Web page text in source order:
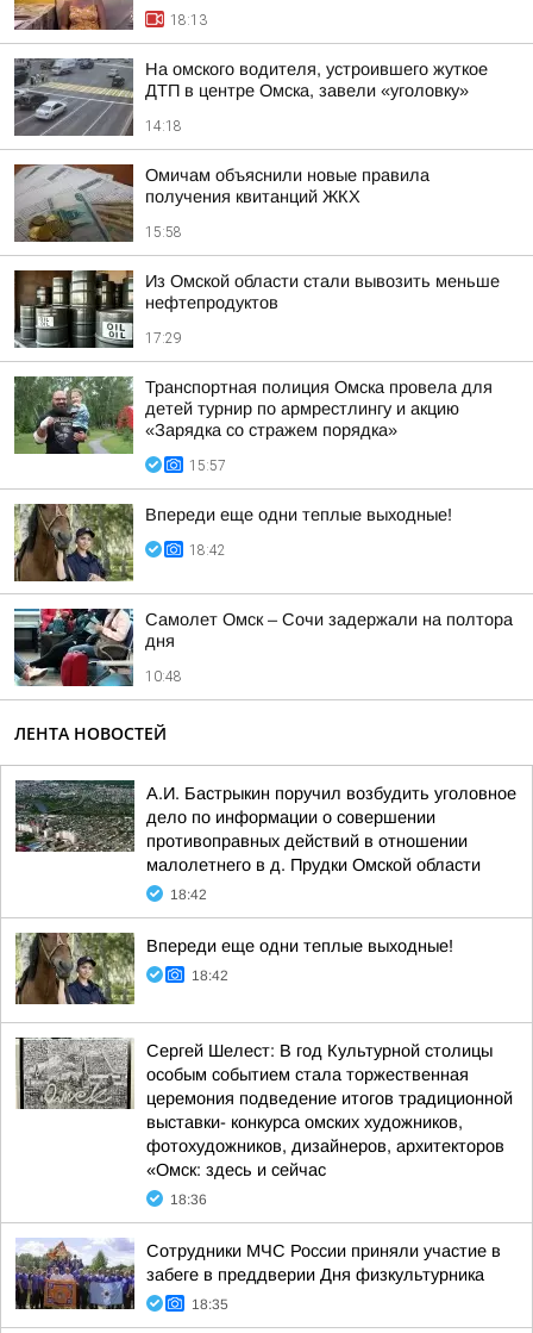
18:13
На омского водителя, устроившего жуткое
ДТП в центре Омска, завели «уголовку»
14:18
Омичам объяснили новые правила
получения квитанций ЖКХ
15:58
Из Омской области стали вывозить меньше
нефтепродуктов
17:29
Транспортная полиция Омска провела для
детей турнир по армрестлингу и акцию
«Зарядка со стражем порядка»
15:57
Впереди еще одни теплые выходные!
18:42
Самолет Омск – Сочи задержали на полтора
дня
10:48
ЛЕНТА НОВОСТЕЙ
А.И. Бастрыкин поручил возбудить уголовное
дело по информации о совершении
противоправных действий в отношении
малолетнего в д. Прудки Омской области
18:42
Впереди еще одни теплые выходные!
18:42
Сергей Шелест: В год Культурной столицы
особым событием стала торжественная
церемония подведение итогов традиционной
выставки- конкурса омских художников,
фотохудожников, дизайнеров, архитекторов
«Омск: здесь и сейчас
18:36
Сотрудники МЧС России приняли участие в
забеге в преддверии Дня физкультурника
18:35